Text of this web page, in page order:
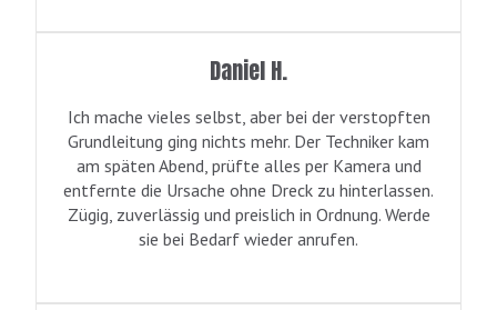
Daniel H.
Ich mache vieles selbst, aber bei der verstopften
Grundleitung ging nichts mehr. Der Techniker kam
am späten Abend, prüfte alles per Kamera und
entfernte die Ursache ohne Dreck zu hinterlassen.
Zügig, zuverlässig und preislich in Ordnung. Werde
sie bei Bedarf wieder anrufen.